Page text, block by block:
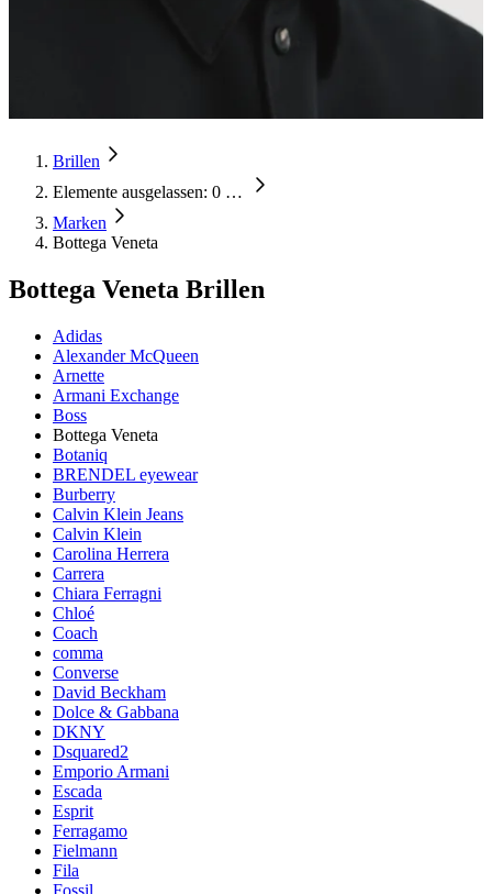
Brillen
Elemente ausgelassen: 0 …
Marken
Bottega Veneta
Bottega Veneta Brillen
Adidas
Alexander McQueen
Arnette
Armani Exchange
Boss
Bottega Veneta
Botaniq
BRENDEL eyewear
Burberry
Calvin Klein Jeans
Calvin Klein
Carolina Herrera
Carrera
Chiara Ferragni
Chloé
Coach
comma
Converse
David Beckham
Dolce & Gabbana
DKNY
Dsquared2
Emporio Armani
Escada
Esprit
Ferragamo
Fielmann
Fila